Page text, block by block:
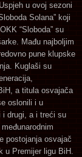
u ovoj sezoni
Solana” koji
“Sloboda” su
Mađu najboljim
pune klupske
Kuglaši su
a titula osvajača
oslonili i u
i drugi, a i treći su
postojanja osvajač
u Premijer ligu BiH.